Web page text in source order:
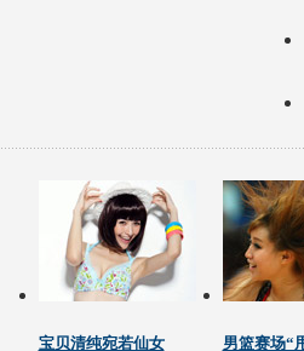
宝贝清纯宛若仙女 男篮赛场“